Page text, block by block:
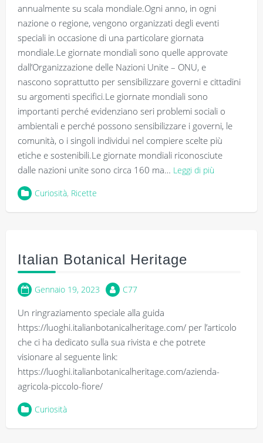
annualmente su scala mondiale.Ogni anno, in ogni
nazione o regione, vengono organizzati degli eventi
speciali in occasione di una particolare giornata
mondiale.Le giornate mondiali sono quelle approvate
dall’Organizzazione delle Nazioni Unite – ONU, e
nascono soprattutto per sensibilizzare governi e cittadini
su argomenti specifici.Le giornate mondiali sono
importanti perché evidenziano seri problemi sociali o
ambientali e perché possono sensibilizzare i governi, le
comunità, o i singoli individui nel compiere scelte più
etiche e sostenibili.Le giornate mondiali riconosciute
dalle nazioni unite sono circa 160 ma… Leggi di più
Curiosità, Ricette
Italian Botanical Heritage
Gennaio 19, 2023 C77
Un ringraziamento speciale alla guida
https://luoghi.italianbotanicalheritage.com/ per l’articolo
che ci ha dedicato sulla sua rivista e che potrete
visionare al seguente link:
https://luoghi.italianbotanicalheritage.com/azienda-
agricola-piccolo-fiore/
Curiosità